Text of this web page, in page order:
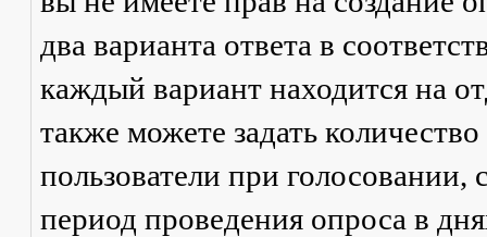
два варианта ответа в
каждый вариант находится на
также можете задать
пользователи при
период проведения опроса в